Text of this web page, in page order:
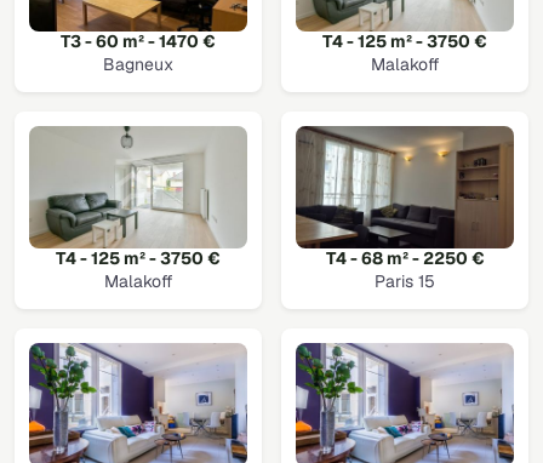
T3 - 60 m² - 1470 €
Bagneux
T4 - 125 m² - 3750 €
Malakoff
T4 - 125 m² - 3750 €
Malakoff
T4 - 68 m² - 2250 €
Paris 15